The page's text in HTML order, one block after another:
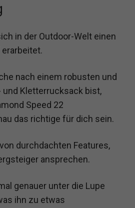
in der Outdoor-Welt einen
nach einem robusten und
und Kletterrucksack bist,
Speed 22
das richtige für dich sein.
durchdachten Features,
ansprechen.
genauer unter die Lupe
ihn zu etwas